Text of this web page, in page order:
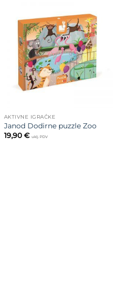
Dodajte
na listu
želja
AKTIVNE IGRAČKE
Janod Dodirne puzzle Zoo
19,90€ uklj. PDV